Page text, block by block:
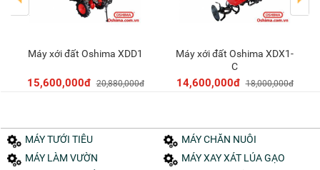
Thêm vào giỏ
Máy xới đất Oshima XDD1
15,600,000đ 20,880,000đ
Thêm vào giỏ
Máy xới đất Oshima XDX1-
C
14,600,000đ 18,000,000đ
MÁY TƯỚI TIÊU
MÁY CHĂN NUÔI
MÁY LÀM VƯỜN
MÁY XAY XÁT LÚA GẠO